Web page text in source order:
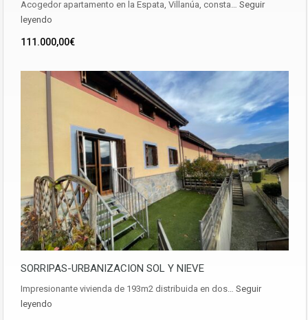
Acogedor apartamento en la Espata, Villanúa, consta… Seguir
leyendo
111.000,00€
SORRIPAS-URBANIZACION SOL Y NIEVE
Impresionante vivienda de 193m2 distribuida en dos… Seguir
leyendo